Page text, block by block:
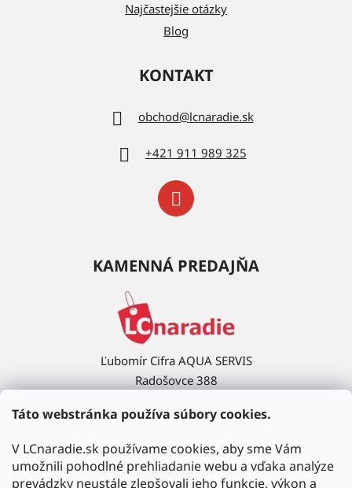
Táto webstránka používa súbory cookies.
V LCnaradie.sk používame cookies, aby sme Vám
umožnili pohodlné prehliadanie webu a vďaka analýze
prevádzky neustále zlepšovali jeho funkcie, výkon a
Najčastejšie otázky
Blog
KONTAKT
obchod@lcnaradie.sk
+421 911 989 325
KAMENNÁ PREDAJŇA
Ľubomír Cifra AQUA SERVIS
Radošovce 388